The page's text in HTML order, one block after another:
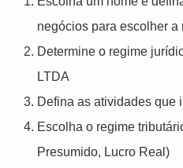
negócios para escolher a
Determine o regime
LTDA
Defina as atividades que
Escolha o regime
Presumido, Lucro Real)